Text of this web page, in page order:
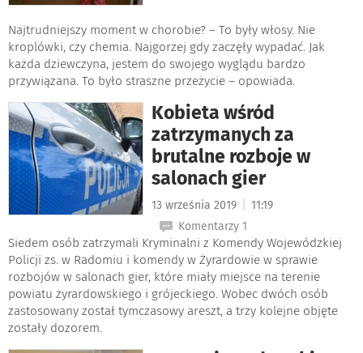
Najtrudniejszy moment w chorobie? – To były włosy. Nie
kroplówki, czy chemia. Najgorzej gdy zaczęły wypadać. Jak
każda dziewczyna, jestem do swojego wyglądu bardzo
przywiązana. To było straszne przeżycie – opowiada.
Kobieta wśród
zatrzymanych za
brutalne rozboje w
salonach gier
13 września 2019
11:19
Komentarzy 1
Siedem osób zatrzymali Kryminalni z Komendy Wojewódzkiej
Policji zs. w Radomiu i komendy w Żyrardowie w sprawie
rozbojów w salonach gier, które miały miejsce na terenie
powiatu żyrardowskiego i grójeckiego. Wobec dwóch osób
zastosowany został tymczasowy areszt, a trzy kolejne objęte
zostały dozorem.